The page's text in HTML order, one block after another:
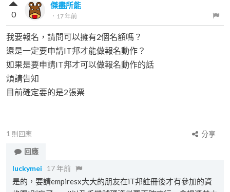
傑盡所能
． 17 年前
0
我要報名，請問可以擁有2個名額嗎？
還是一定要申請IT邦才能做報名動作？
如果是要申請IT邦才可以做報名動作的話
煩請告知
目前確定要的是2張票
1 則回應
分享
回應
luckymei
17 年前
是的，要請empiresx大大的朋友在iT邦註冊後才有參加的資